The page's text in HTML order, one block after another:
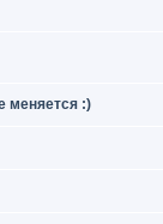
меняется :)